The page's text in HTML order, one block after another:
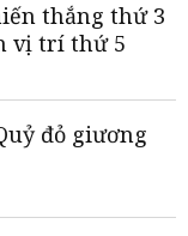
thắng thứ 3
vị trí thứ 5
đỏ giương